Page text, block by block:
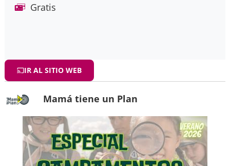
Gratis
IR AL SITIO WEB
Mamá tiene un Plan